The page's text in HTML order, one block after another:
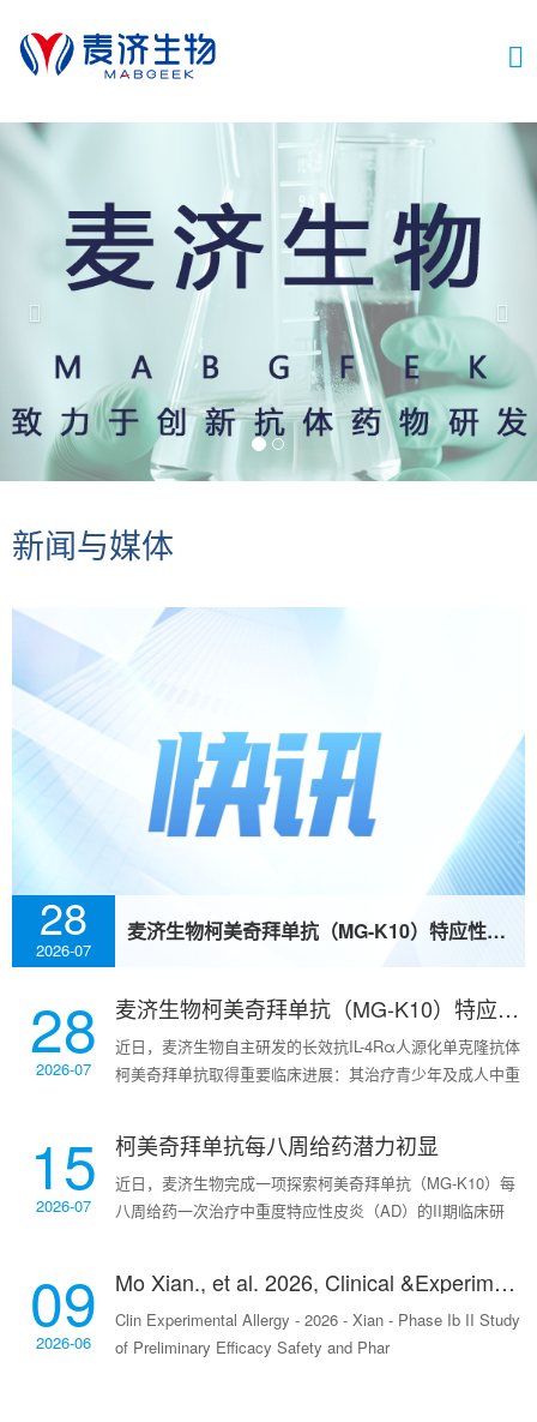
航
新闻与媒体
28
2026-07
麦济生物柯美奇拜单抗（MG-K10）特应性皮炎全球多中心 III 期临床试验完成首例受试者随机入组
28
2026-07
麦济生物柯美奇拜单抗（MG-K10）特应性皮炎全球多中心 III 期临床试验完成首例受试者随机入组
近日，麦济生物自主研发的长效抗IL-4Rα人源化单克隆抗体
柯美奇拜单抗取得重要临床进展：其治疗青少年及成人中重
15
2026-07
柯美奇拜单抗每八周给药潜力初显
近日，麦济生物完成一项探索柯美奇拜单抗（MG-K10）每
八周给药一次治疗中重度特应性皮炎（AD）的II期临床研
09
2026-06
Mo Xian., et al. 2026, Clinical &Experimental Allergy
Clin Experimental Allergy - 2026 - Xian - Phase Ib II Study
of Preliminary Efficacy Safety and Phar